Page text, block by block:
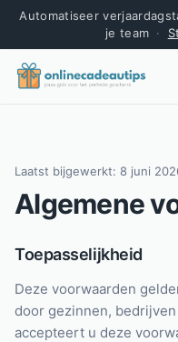
Automatiseer
je team ·
Laatst bijgewerkt: 8 juni
Algemene
Toepasselijkheid
Deze voorwaarden
door gezinnen,
accepteert u deze